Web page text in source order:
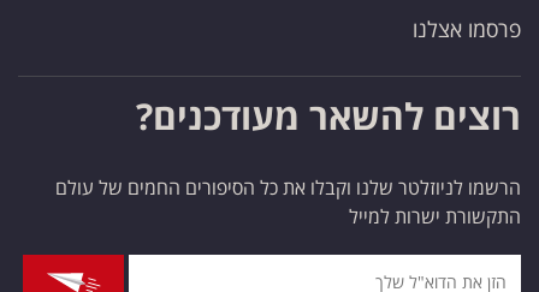
פרסמו אצלנו
רוצים להשאר מעודכנים?
הרשמו לניוזלטר שלנו וקבלו את כל הסיפורים החמים של עולם
התקשורת ישרות למייל